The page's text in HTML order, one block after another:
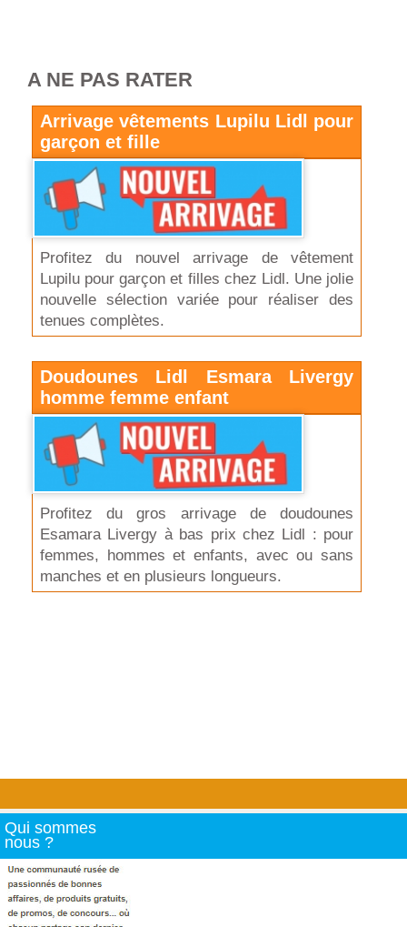
A NE PAS RATER
Arrivage vêtements Lupilu Lidl pour
garçon et fille
Profitez du nouvel arrivage de vêtement
Lupilu pour garçon et filles chez Lidl. Une jolie
nouvelle sélection variée pour réaliser des
tenues complètes.
Doudounes Lidl Esmara Livergy
homme femme enfant
Profitez du gros arrivage de doudounes
Esamara Livergy à bas prix chez Lidl : pour
femmes, hommes et enfants, avec ou sans
manches et en plusieurs longueurs.
Qui sommes
nous ?